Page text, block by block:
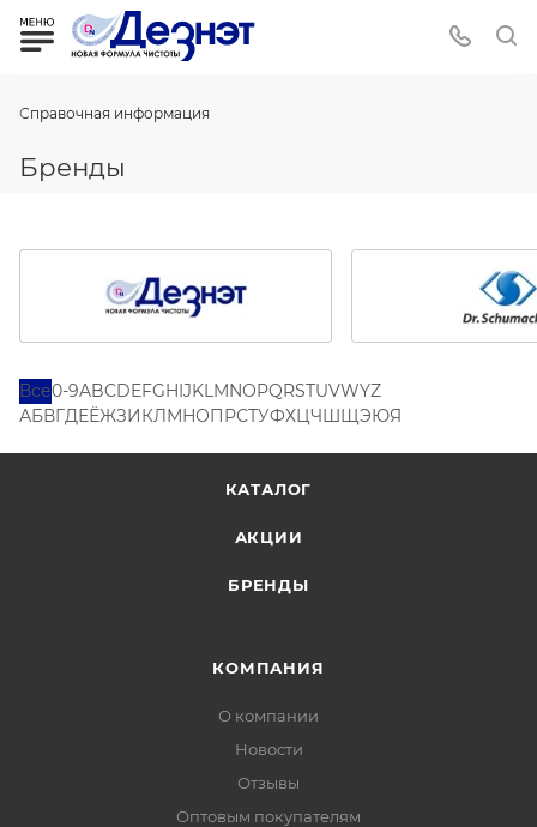
Справочная информация
Бренды
Все0-9ABCDEFGHIJKLMNOPQRSTUVWYZ
АБВГДЕЁЖЗИКЛМНОПРСТУФХЦЧШЩЭЮЯ
КАТАЛОГ
АКЦИИ
БРЕНДЫ
КОМПАНИЯ
О компании
Новости
Отзывы
Оптовым покупателям